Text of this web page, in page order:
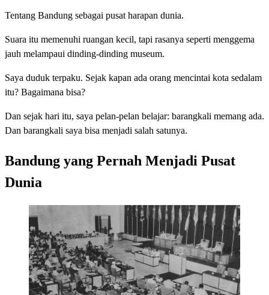
Tentang Bandung sebagai pusat harapan dunia.
Suara itu memenuhi ruangan kecil, tapi rasanya seperti menggema
jauh melampaui dinding-dinding museum.
Saya duduk terpaku. Sejak kapan ada orang mencintai kota sedalam
itu? Bagaimana bisa?
Dan sejak hari itu, saya pelan-pelan belajar: barangkali memang ada.
Dan barangkali saya bisa menjadi salah satunya.
Bandung yang Pernah Menjadi Pusat
Dunia